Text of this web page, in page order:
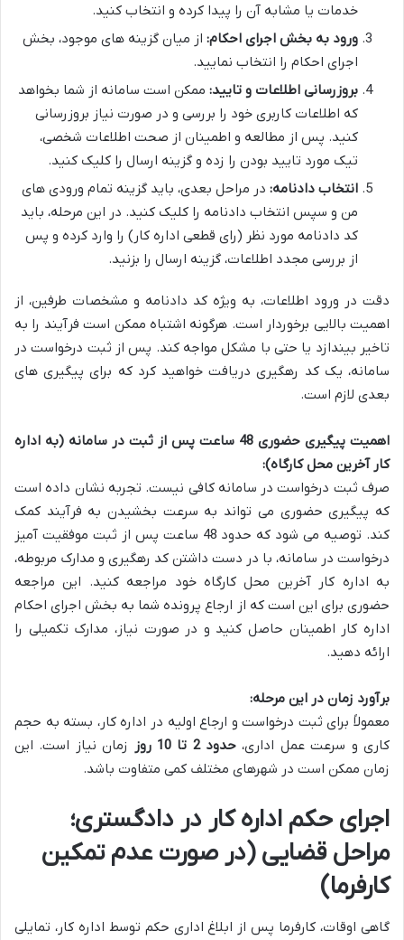
خدمات یا مشابه آن را پیدا کرده و انتخاب کنید.
ورود به بخش اجرای احکام: از میان گزینه های موجود، بخش
اجرای احکام را انتخاب نمایید.
بروزرسانی اطلاعات و تایید: ممکن است سامانه از شما بخواهد
که اطلاعات کاربری خود را بررسی و در صورت نیاز بروزرسانی
کنید. پس از مطالعه و اطمینان از صحت اطلاعات شخصی،
تیک مورد تایید بودن را زده و گزینه ارسال را کلیک کنید.
انتخاب دادنامه: در مراحل بعدی، باید گزینه تمام ورودی های
من و سپس انتخاب دادنامه را کلیک کنید. در این مرحله، باید
کد دادنامه مورد نظر (رای قطعی اداره کار) را وارد کرده و پس
از بررسی مجدد اطلاعات، گزینه ارسال را بزنید.
دقت در ورود اطلاعات، به ویژه کد دادنامه و مشخصات طرفین، از
اهمیت بالایی برخوردار است. هرگونه اشتباه ممکن است فرآیند را به
تاخیر بیندازد یا حتی با مشکل مواجه کند. پس از ثبت درخواست در
سامانه، یک کد رهگیری دریافت خواهید کرد که برای پیگیری های
بعدی لازم است.
اهمیت پیگیری حضوری 48 ساعت پس از ثبت در سامانه (به اداره
کار آخرین محل کارگاه):
صرف ثبت درخواست در سامانه کافی نیست. تجربه نشان داده است
که پیگیری حضوری می تواند به سرعت بخشیدن به فرآیند کمک
کند. توصیه می شود که حدود 48 ساعت پس از ثبت موفقیت آمیز
درخواست در سامانه، با در دست داشتن کد رهگیری و مدارک مربوطه،
به اداره کار آخرین محل کارگاه خود مراجعه کنید. این مراجعه
حضوری برای این است که از ارجاع پرونده شما به بخش اجرای احکام
اداره کار اطمینان حاصل کنید و در صورت نیاز، مدارک تکمیلی را
ارائه دهید.
برآورد زمان در این مرحله:
معمولاً برای ثبت درخواست و ارجاع اولیه در اداره کار، بسته به حجم
کاری و سرعت عمل اداری، حدود 2 تا 10 روز
زمان نیاز است. این
زمان ممکن است در شهرهای مختلف کمی متفاوت باشد.
اجرای حکم اداره کار در دادگستری؛
مراحل قضایی (در صورت عدم تمکین
کارفرما)
گاهی اوقات، کارفرما پس از ابلاغ اداری حکم توسط اداره کار، تمایلی